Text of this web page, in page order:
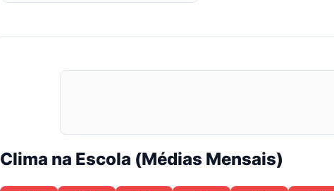
Clima na Escola (Médias Mensais)